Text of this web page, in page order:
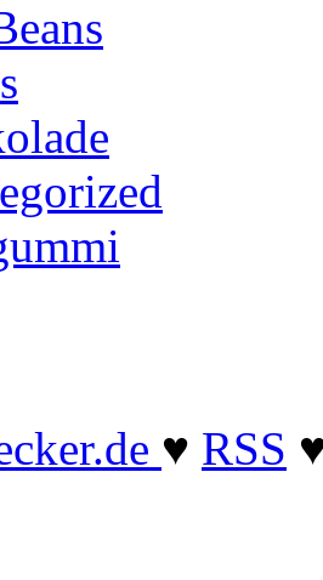
♥ RSS